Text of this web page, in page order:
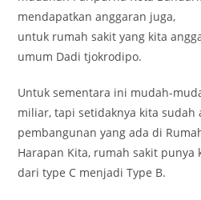
mendapatkan anggaran juga,
untuk rumah sakit yang kita
umum Dadi tjokrodipo.
Untuk sementara ini mudah-
miliar, tapi setidaknya kita
pembangunan yang ada di
Harapan Kita, rumah sakit punya
dari type C menjadi Type B.